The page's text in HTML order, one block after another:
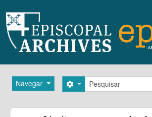
Navegar Pesquisar
Search options